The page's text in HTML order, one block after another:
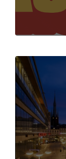
Artiklar
Om oss
Kontakta
Vanliga